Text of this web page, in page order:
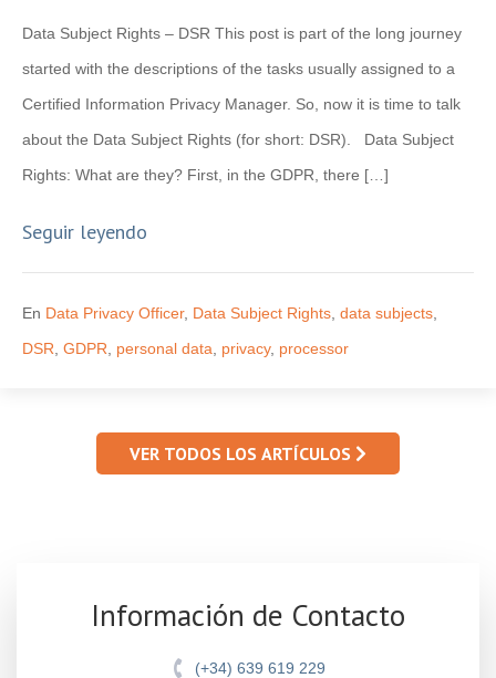
Data Subject Rights – DSR This post is part of the long journey
started with the descriptions of the tasks usually assigned to a
Certified Information Privacy Manager. So, now it is time to talk
about the Data Subject Rights (for short: DSR). Data Subject
Rights: What are they? First, in the GDPR, there […]
Seguir leyendo
En Data Privacy Officer, Data Subject Rights data subjects
DSR GDPR personal data privacy, processor
VER TODOS LOS ARTÍCULOS
Información de Contacto
(+34) 639 619 229